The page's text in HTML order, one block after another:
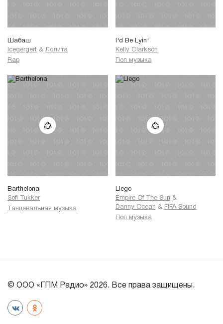
Шабаш
Icegergert & Лолита
Rap
I'd Be Lyin'
Kelly Clarkson
Поп музыка
Barthelona
Sofi Tukker
Танцевальная музыка
Llego
Empire Of The Sun &
Danny Ocean & FIFA Sound
Поп музыка
© ООО «ГПМ Радио» 2026. Все права защищены.